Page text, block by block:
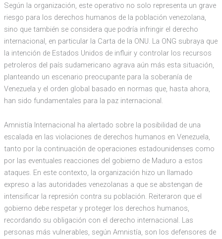
Según la organización, este operativo no solo representa un grave
riesgo para los derechos humanos de la población venezolana,
sino que también se considera que podría infringir el derecho
internacional, en particular la Carta de la ONU. La ONG subraya que
la intención de Estados Unidos de influir y controlar los recursos
petroleros del país sudamericano agrava aún más esta situación,
planteando un escenario preocupante para la soberanía de
Venezuela y el orden global basado en normas que, hasta ahora,
han sido fundamentales para la paz internacional.
Amnistía Internacional ha alertado sobre la posibilidad de una
escalada en las violaciones de derechos humanos en Venezuela,
tanto por la continuación de operaciones estadounidenses como
por las eventuales reacciones del gobierno de Maduro a estos
ataques. En este contexto, la organización hizo un llamado
expreso a las autoridades venezolanas a que se abstengan de
intensificar la represión contra su población. Reiteraron que el
gobierno debe respetar y proteger los derechos humanos,
recordando su obligación con el derecho internacional. Las
personas más vulnerables, según Amnistía, son los defensores de